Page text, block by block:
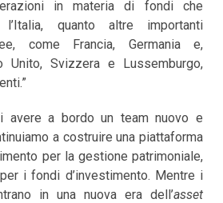
in materia di fondi che
quanto altre importanti
come Francia, Germania e,
Unito, Svizzera e Lussemburgo,
avere a bordo un team nuovo e
a costruire una piattaforma
per la gestione patrimoniale,
i fondi d’investimento. Mentre i
in una nuova era dell’asset